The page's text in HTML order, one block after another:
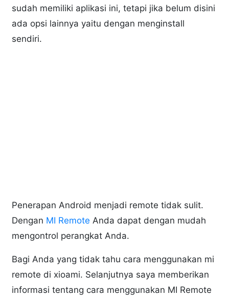
sudah memiliki aplikasi ini, tetapi jika belum disini
ada opsi lainnya yaitu dengan menginstall
sendiri.
Penerapan Android menjadi remote tidak sulit.
Dengan MI Remote Anda dapat dengan mudah
mengontrol perangkat Anda.
Bagi Anda yang tidak tahu cara menggunakan mi
remote di xioami. Selanjutnya saya memberikan
informasi tentang cara menggunakan MI Remote